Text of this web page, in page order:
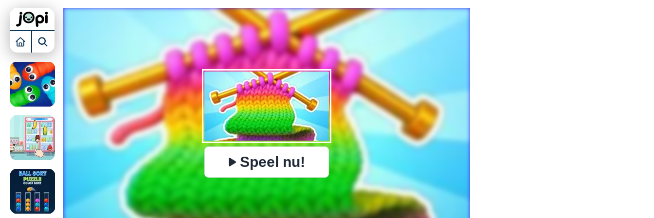
Speel nu!
https://www.jopi.com/nl/game/game/color-yarn-sort/
Kopiëren
KAMER INRICHTEN BUBBLE SHOOTER TOREN VERDEDIGEN PHYSICS BOMBERMAN PACMAN BOTER KAAS EN EIEREN